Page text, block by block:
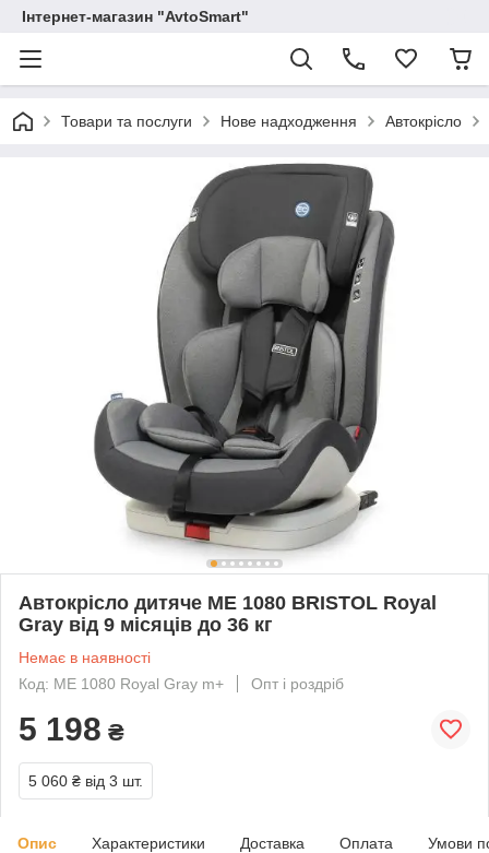
Інтернет-магазин "AvtoSmart"
Товари та послуги Нове надходження Автокрісло
Автокрісло дитяче ME 1080 BRISTOL Royal
Gray від 9 місяців до 36 кг
Немає в наявності
Код: ME 1080 Royal Gray m+
Опт і роздріб
5 198 ₴
5 060 ₴ від 3 шт.
Опис Характеристики Доставка Оплата Умови